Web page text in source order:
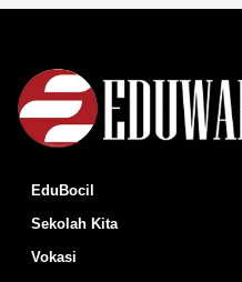
EduBocil
Sekolah Kita
Vokasi